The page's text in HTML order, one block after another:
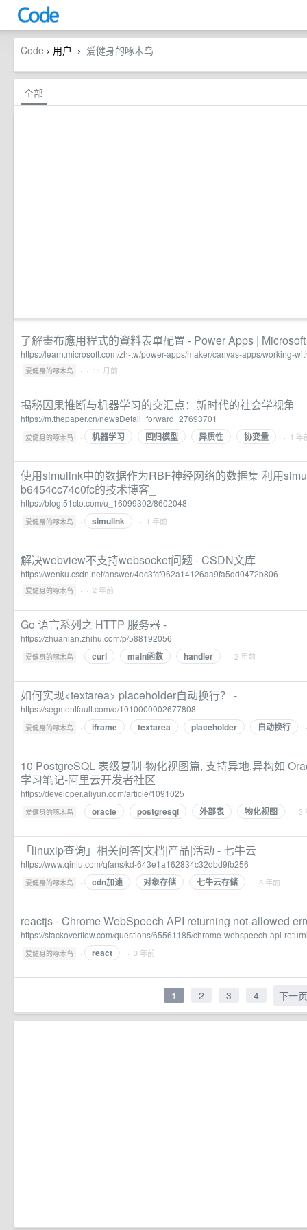
Code › 用户 › 爱健身的啄木鸟
全部
了解畫布應用程式的資料表單配置 - Power Apps |
https://learn.microsoft.com/zh-tw/power-apps/maker/canvas-apps/working-
爱健身的啄木鸟 · · 11 月前
揭秘因果推断与机器学习的交汇点：新时代的社会学视角
https://m.thepaper.cn/newsDetail_forward_27693701
爱健身的啄木鸟 · 机器学习 回归模型 异质性 协变量 · 1 年
使用simulink中的数据作为RBF神经网络的数据集 利用
b6454cc74c0fc的技术博客_
https://blog.51cto.com/u_16099302/8602048
爱健身的啄木鸟 · simulink · 1 年前
解决webview不支持websocket问题 - CSDN文库
https://wenku.csdn.net/answer/4dc3fcf062a14126aa9fa5dd0472b806
爱健身的啄木鸟 · · 2 年前
Go 语言系列之 HTTP 服务器 -
https://zhuanlan.zhihu.com/p/588192056
爱健身的啄木鸟 · curl main函数 handler · 2 年前
如何实现<textarea> placeholder自动换行？ -
https://segmentfault.com/q/1010000002677808
爱健身的啄木鸟 · iframe textarea placeholder 自动换行
10 PostgreSQL 表级复制-物化视图篇, 支持异地,异构如
学习笔记-阿里云开发者社区
https://developer.aliyun.com/article/1091025
爱健身的啄木鸟 · oracle postgresql 外部表 物化视图 · 3
「linuxip查询」相关问答|文档|产品|活动 - 七牛云
https://www.qiniu.com/qfans/kd-643e1a162834c32dbd9fb256
爱健身的啄木鸟 · cdn加速 对象存储 七牛云存储 · 3 年前
reactjs - Chrome WebSpeech API returning not-allowed
https://stackoverflow.com/questions/65561185/chrome-webspeech-api-
爱健身的啄木鸟 · react · 3 年前
1 2 3 4 下一页